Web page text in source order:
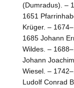
(Dumradus). –
1651
Krüger. –
1685 Johann
Wildes. –
Johann
Wiesel. –
Ludolf Conrad